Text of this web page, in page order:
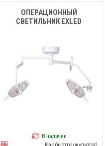
ОПЕРАЦИОННЫЙ
СВЕТИЛЬНИК EXLED
В наличии
Как быстро окупится?